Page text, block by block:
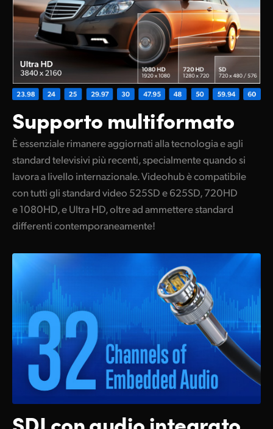
Supporto multiformato
È essenziale rimanere aggiornati alla tecnologia e agli
standard televisivi più recenti, specialmente quando si
lavora a livello internazionale. Videohub è compatibile
con tutti gli standard video 525SD e 625SD, 720HD
e 1080HD, e Ultra HD, oltre ad ammettere standard
differenti contemporaneamente!
SDI conaudio integrato